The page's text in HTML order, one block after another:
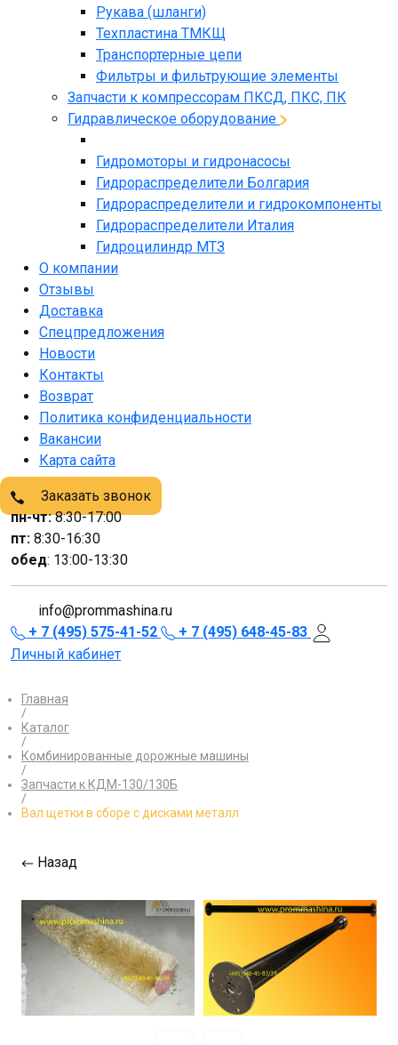
Рукава (шланги)
Техпластина ТМКЩ
Транспортерные цепи
Фильтры и фильтрующие элементы
Запчасти к компрессорам ПКСД, ПКС, ПК
Гидравлическое оборудование
Гидромоторы и гидронасосы
Гидрораспределители Болгария
Гидрораспределители и гидрокомпоненты
Гидрораспределители Италия
Гидроцилиндр МТЗ
О компании
Отзывы
Доставка
Спецпредложения
Новости
Контакты
Возврат
Политика конфиденциальности
Вакансии
Карта сайта
Заказать звонок
пн-чт:8:30-17:00
пт: 8:30-16:30
обед: 13:00-13:30
info@prommashina.ru
+ 7 (495) 575-41-52
+ 7 (495) 648-45-83
Личный кабинет
Главная
/
Каталог
/
Комбинированные дорожные машины
/
Запчасти к КДМ-130/130Б
/
Вал щетки в сборе с дисками металл
Назад